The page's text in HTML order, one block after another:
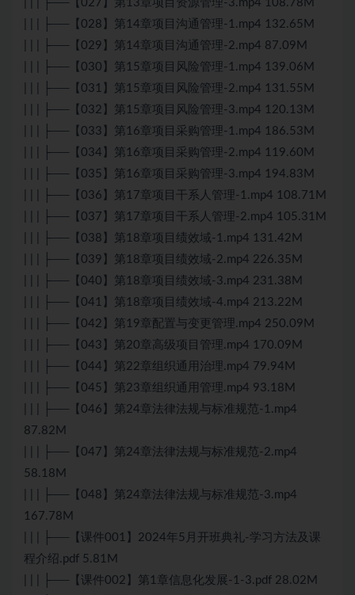
| | | ├──【027】第13章项目资源管理-3.mp4 108.78M
| | | ├──【028】第14章项目沟通管理-1.mp4 132.65M
| | | ├──【029】第14章项目沟通管理-2.mp4 87.09M
| | | ├──【030】第15章项目风险管理-1.mp4 139.06M
| | | ├──【031】第15章项目风险管理-2.mp4 131.55M
| | | ├──【032】第15章项目风险管理-3.mp4 120.13M
| | | ├──【033】第16章项目采购管理-1.mp4 186.53M
| | | ├──【034】第16章项目采购管理-2.mp4 119.60M
| | | ├──【035】第16章项目采购管理-3.mp4 194.83M
| | | ├──【036】第17章项目干系人管理-1.mp4 108.71M
| | | ├──【037】第17章项目干系人管理-2.mp4 105.31M
| | | ├──【038】第18章项目绩效域-1.mp4 131.42M
| | | ├──【039】第18章项目绩效域-2.mp4 226.35M
| | | ├──【040】第18章项目绩效域-3.mp4 231.38M
| | | ├──【041】第18章项目绩效域-4.mp4 213.22M
| | | ├──【042】第19章配置与变更管理.mp4 250.09M
| | | ├──【043】第20章高级项目管理.mp4 170.09M
| | | ├──【044】第22章组织通用治理.mp4 79.94M
| | | ├──【045】第23章组织通用管理.mp4 93.18M
| | | ├──【046】第24章法律法规与标准规范-1.mp4
87.82M
| | | ├──【047】第24章法律法规与标准规范-2.mp4
58.18M
| | | ├──【048】第24章法律法规与标准规范-3.mp4
167.78M
| | | ├──【课件001】2024年5月开班典礼-学习方法及课
程介绍.pdf 5.81M
| | | ├──【课件002】第1章信息化发展-1-3.pdf 28.02M